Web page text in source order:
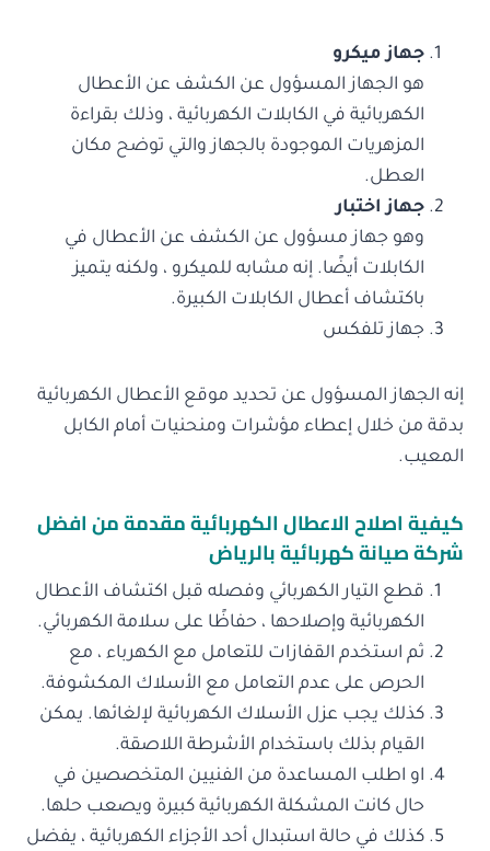
جهاز ميكرو
هو الجهاز المسؤول عن الكشف عن الأعطال
الكهربائية في الكابلات الكهربائية ، وذلك بقراءة
المزهريات الموجودة بالجهاز والتي توضح مكان
العطل.
جهاز اختبار
وهو جهاز مسؤول عن الكشف عن الأعطال في
الكابلات أيضًا. إنه مشابه للميكرو ، ولكنه يتميز
باكتشاف أعطال الكابلات الكبيرة.
جهاز تلفكس
إنه الجهاز المسؤول عن تحديد موقع الأعطال الكهربائية
بدقة من خلال إعطاء مؤشرات ومنحنيات أمام الكابل
المعيب.
كيفية اصلاح الاعطال الكهربائية مقدمة من افضل
شركة صيانة كهربائية بالرياض
قطع التيار الكهربائي وفصله قبل اكتشاف الأعطال
الكهربائية وإصلاحها ، حفاظًا على سلامة الكهربائي.
ثم استخدم القفازات للتعامل مع الكهرباء ، مع
الحرص على عدم التعامل مع الأسلاك المكشوفة.
كذلك يجب عزل الأسلاك الكهربائية لإلغائها. يمكن
القيام بذلك باستخدام الأشرطة اللاصقة.
او اطلب المساعدة من الفنيين المتخصصين في
حال كانت المشكلة الكهربائية كبيرة ويصعب حلها.
كذلك في حالة استبدال أحد الأجزاء الكهربائية ، يفضل